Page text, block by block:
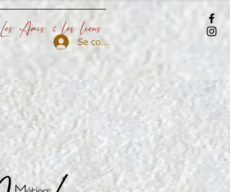
Les Amis & les liens
Se connecter